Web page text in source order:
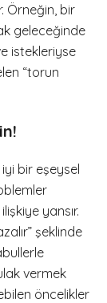
Örneğin, bir
geleceğinde
istekleriyse
“torun
bir eşeysel
yansır.
şeklinde
vermek
öncelikler